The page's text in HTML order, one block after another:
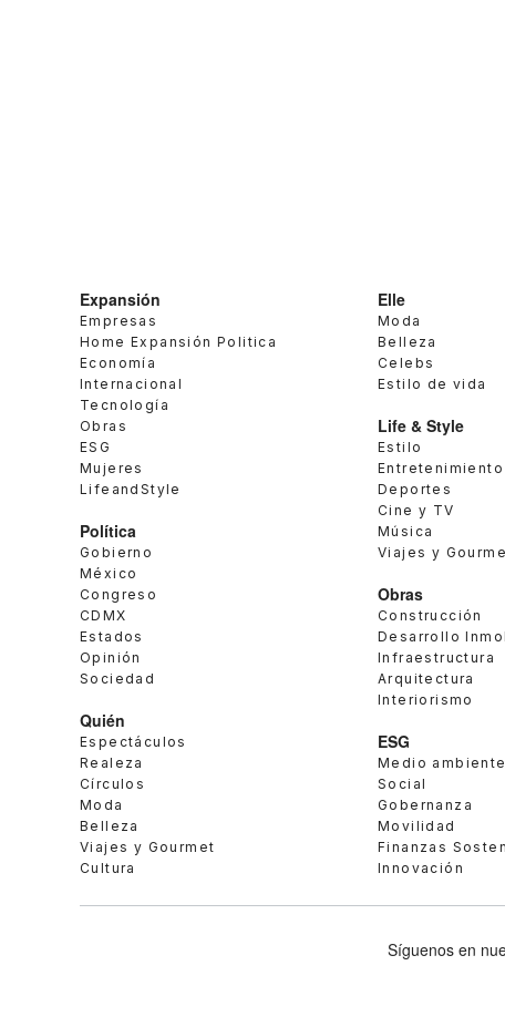
Expansión
Empresas
Home Expansión Politica
Economía
Internacional
Tecnología
Obras
ESG
Mujeres
LifeandStyle
Política
Gobierno
México
Congreso
CDMX
Estados
Opinión
Sociedad
Quién
Espectáculos
Realeza
Círculos
Moda
Belleza
Viajes y Gourmet
Cultura
Elle
Moda
Belleza
Celebs
Estilo de vida
Life & Style
Estilo
Entretenimiento
Deportes
Cine y TV
Música
Viajes y
Obras
Construcción
Desarrollo
Infraestructura
Arquitectura
Interiorismo
ESG
Medio ambiente
Social
Gobernanza
Movilidad
Finanzas
Innovación
Síguenos en